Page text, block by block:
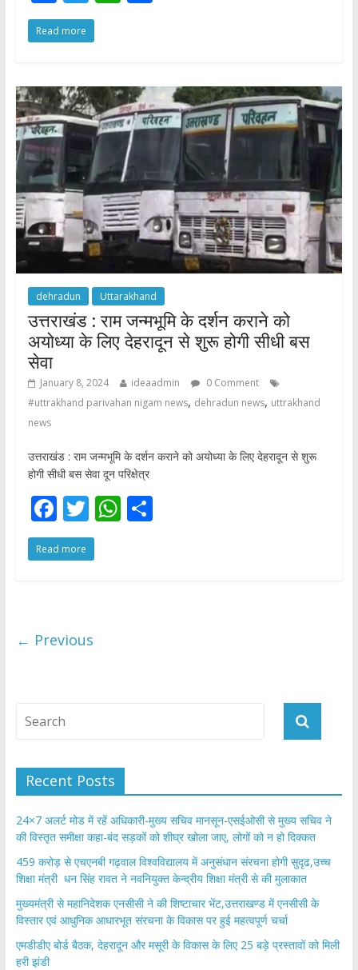
ac
e
o
o
k
w
itt
A
p
p
Read more
dehradun Uttarakhand
उत्तराखंड : राम जन्मभूमि के दर्शन कराने को
अयोध्या के लिए देहरादून से शुरू होगी सीधी बस
सेवा
January 8, 2024 ideaadmin
0 Comment
#uttrakhand parivahan nigam news, dehradun news, uttrakhand
news
उत्तराखंड : राम जन्मभूमि के दर्शन कराने को अयोध्या के लिए देहरादून से शुरू
होगी सीधी बस सेवा दून परिक्षेत्र
F
ac
e
o
T
w
itt
W S
Read more
← Previous
Recent Posts
24×7 अलर्ट मोड में रहें अधिकारी-मुख्य सचिव मानसून-एसईओसी से मुख्य सचिव ने
की विस्तृत समीक्षा कहा-बंद सड़कों को शीघ्र खोला जाए, लोगों को न हो दिक्कत
459 करोड़ से एचएनबी गढ़वाल विश्वविद्यालय में अनुसंधान संरचना होगी सुदृढ,उच्च
शिक्षा मंत्री धन सिंह रावत ने नवनियुक्त केन्द्रीय शिक्षा मंत्री से की मुलाकात
मुख्यमंत्री से महानिदेशक एनसीसी ने की शिष्टाचार भेंट,उत्तराखण्ड में एनसीसी के
विस्तार एवं आधुनिक आधारभूत संरचना के विकास पर हुई महत्वपूर्ण चर्चा
एमडीडीए बोर्ड बैठक, देहरादून और मसूरी के विकास के लिए 25 बड़े प्रस्तावों को मिली
हरी झंडी